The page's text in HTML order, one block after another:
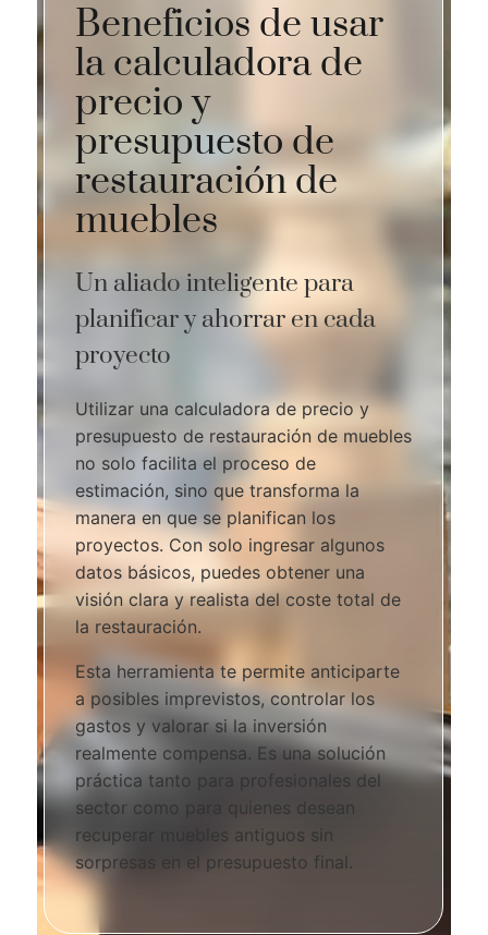
Beneficios de usar
la calculadora de
precio y
presupuesto de
restauración de
muebles
Un aliado inteligente para
planificar y ahorrar en cada
proyecto
Utilizar una calculadora de precio y
presupuesto de restauración de muebles
no solo facilita el proceso de
estimación, sino que transforma la
manera en que se planifican los
proyectos. Con solo ingresar algunos
datos básicos, puedes obtener una
visión clara y realista del coste total de
la restauración.
Esta herramienta te permite anticiparte
a posibles imprevistos, controlar los
gastos y valorar si la inversión
realmente compensa. Es una solución
práctica tanto para profesionales del
sector como para quienes desean
recuperar muebles antiguos sin
sorpresas en el presupuesto final.